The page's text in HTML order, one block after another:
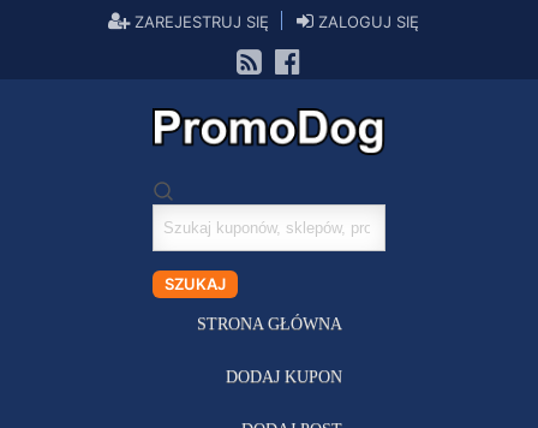
ZAREJESTRUJ SIĘ ZALOGUJ SIĘ
Szukaj
kuponów
SZUKAJ
STRONA GŁÓWNA
DODAJ KUPON